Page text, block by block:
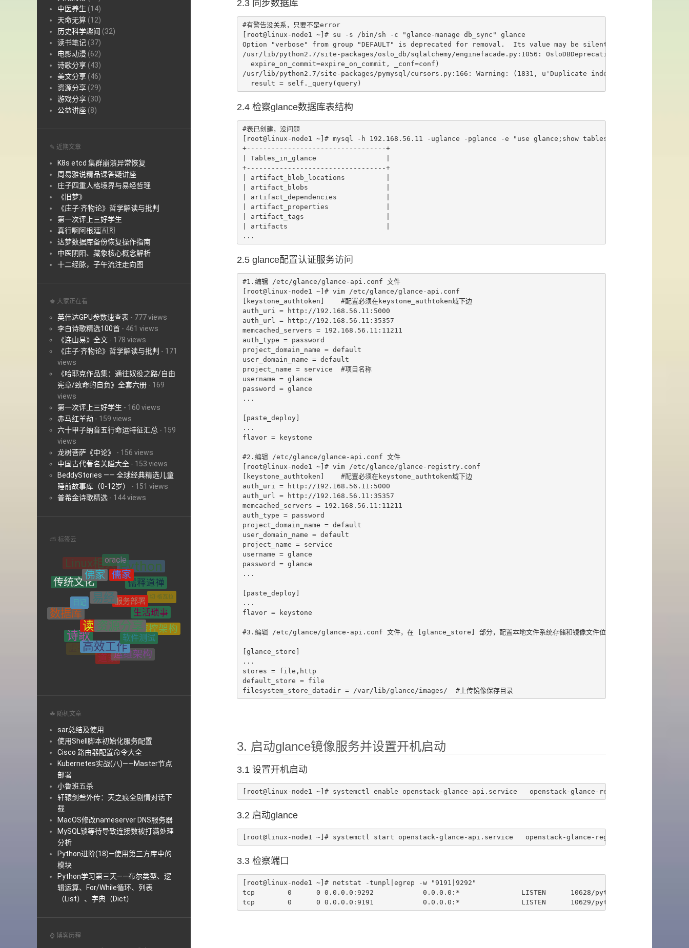
中医养生 (14)
天命无算 (12)
历史科学趣闻 (32)
读书笔记 (37)
电影动漫 (62)
诗歌分享 (43)
美文分享 (46)
资源分享 (29)
游戏分享 (30)
公益讲座 (8)
✎ 近期文章
K8s etcd 集群崩溃异常恢复
周易雅说精品课答疑讲座
庄子四重人格境界与易经哲理
《旧梦》
《庄子·齐物论》哲学解读与批判
第一次评上三好学生
真行啊阿根廷🇦🇷
达梦数据库备份恢复操作指南
中医阴阳、藏象核心概念解析
十二经脉，子午流注走向图
♚ 大家正在看
英伟达GPU参数速查表 - 777 views
李白诗歌精选100首 - 461 views
《连山易》全文 - 178 views
《庄子·齐物论》哲学解读与批判 - 171
views
《哈耶克作品集：通往奴役之路/自由
宪章/致命的自负》全套六册 - 169
views
第一次评上三好学生 - 160 views
赤马红羊劫 - 159 views
六十甲子纳音五行命运特征汇总 - 159
views
龙树菩萨《中论》
- 156 views
中国古代著名关隘大全 - 153 views
BeddyStories —— 全球经典精选儿童
睡前故事库（0-12岁）
- 151 views
普希金诗歌精选 - 144 views
⛅ 标签云
传统文化
佛家 儒家
儒释道禅
切·格瓦拉
操作系统
数据库
日记
易经服务部署
生活琐事
监控架构
禅宗
系统架构
网络
虚拟化
诗歌
读书资源分享
软件测试
运维架构
道家
高效工作
☘ 随机文章
sar总结及使用
使用Shell脚本初始化服务配置
Cisco 路由器配置命令大全
Kubernetes实战(八)——Master节点
部署
小鲁班五杀
轩辕剑叁外传：天之痕全剧情对话下
载
MacOS修改nameserver DNS服务器
MySQL锁等待导致连接数被打满处理
分析
Python进阶(18)—使用第三方库中的
模块
Python学习第三天——布尔类型、逻
辑运算、For/While循环、列表
（List）、字典（Dict）
⌚ 博客历程
2.3 同步数据库
#有警告没关系，只要不是error
[root@linux-node1 ~]# su -s /bin/sh -c "glance-manage db_sync" glance
Option "verbose" from group "DEFAULT" is deprecated for removal.  Its value may be silently ignored in the
/usr/lib/python2.7/site-packages/oslo_db/sqlalchemy/enginefacade.py:1056: OsloDBDeprecationWarning:
expire_on_commit=expire_on_commit, _conf=conf)
/usr/lib/python2.7/site-packages/pymysql/cursors.py:166: Warning: (1831, u'Duplicate index
result = self._query(query)
2.4 检察glance数据库表结构
#表已创建，没问题
[root@linux-node1 ~]# mysql -h 192.168.56.11 -uglance -pglance -e "use glance;show tables;"
+----------------------------------+
| Tables_in_glance                 |
+----------------------------------+
| artifact_blob_locations          |
| artifact_blobs                   |
| artifact_dependencies            |
| artifact_properties              |
| artifact_tags                    |
| artifacts                        |
...
2.5 glance配置认证服务访问
#1.编辑 /etc/glance/glance-api.conf 文件
[root@linux-node1 ~]# vim /etc/glance/glance-api.conf
[keystone_authtoken]    #配置必须在keystone_authtoken域下边
auth_uri = http://192.168.56.11:5000
auth_url = http://192.168.56.11:35357
memcached_servers = 192.168.56.11:11211
auth_type = password
project_domain_name = default
user_domain_name = default
project_name = service  #项目名称
username = glance
password = glance
...
[paste_deploy]
...
flavor = keystone
#2.编辑 /etc/glance/glance-api.conf 文件
[root@linux-node1 ~]# vim /etc/glance/glance-registry.conf
[keystone_authtoken]    #配置必须在keystone_authtoken域下边
auth_uri = http://192.168.56.11:5000
auth_url = http://192.168.56.11:35357
memcached_servers = 192.168.56.11:11211
auth_type = password
project_domain_name = default
user_domain_name = default
project_name = service
username = glance
password = glance
...
[paste_deploy]
...
flavor = keystone
#3.编辑 /etc/glance/glance-api.conf 文件，在 [glance_store] 部分，配置本地文件系统存储和镜像文件位置
[glance_store]
...
stores = file,http
default_store = file
filesystem_store_datadir = /var/lib/glance/images/  #上传镜像保存目录
3. 启动glance镜像服务并设置开机启动
3.1 设置开机启动
[root@linux-node1 ~]# systemctl enable openstack-glance-api.service   openstack-glance-registry.service
3.2 启动glance
[root@linux-node1 ~]# systemctl start openstack-glance-api.service   openstack-glance-registry.service
3.3 检察端口
[root@linux-node1 ~]# netstat -tunpl|egrep -w "9191|9292"
tcp        0      0 0.0.0.0:9292            0.0.0.0:*               LISTEN      10628/python2
tcp        0      0 0.0.0.0:9191            0.0.0.0:*               LISTEN      10629/python2